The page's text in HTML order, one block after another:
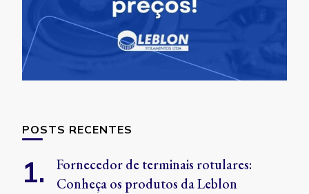
POSTS RECENTES
Fornecedor de terminais rotulares:
Conheça os produtos da Leblon